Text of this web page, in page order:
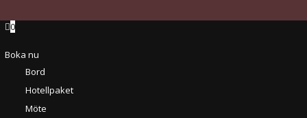
0
Boka nu
Bord
Hotellpaket
Möte